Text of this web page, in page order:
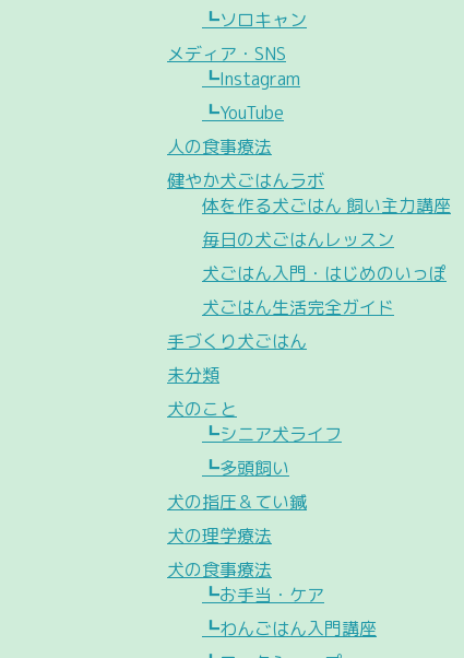
┗ソロキャン
メディア・SNS
┗Instagram
┗YouTube
人の食事療法
健やか犬ごはんラボ
体を作る犬ごはん 飼い主力講座
毎日の犬ごはんレッスン
犬ごはん入門・はじめのいっぽ
犬ごはん生活完全ガイド
手づくり犬ごはん
未分類
犬のこと
┗シニア犬ライフ
┗多頭飼い
犬の指圧＆てい鍼
犬の理学療法
犬の食事療法
┗お手当・ケア
┗わんごはん入門講座